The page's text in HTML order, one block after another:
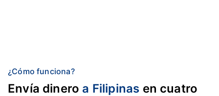
¿Cómo funciona?
Envía dinero a Filipinas en cuatro